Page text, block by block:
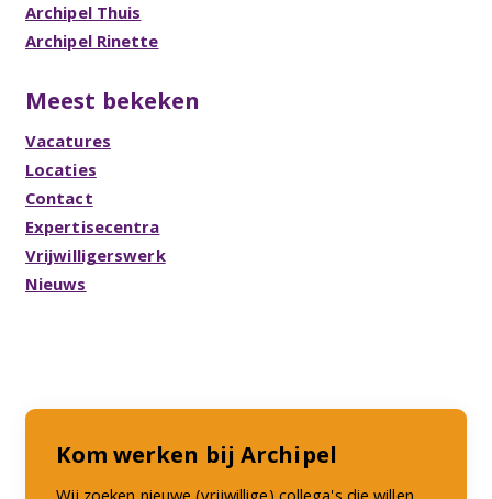
Archipel Thuis
Archipel Rinette
Meest bekeken
Vacatures
Locaties
Contact
Expertisecentra
Vrijwilligerswerk
Nieuws
Kom werken bij Archipel
Wij zoeken nieuwe (vrijwillige) collega's die willen